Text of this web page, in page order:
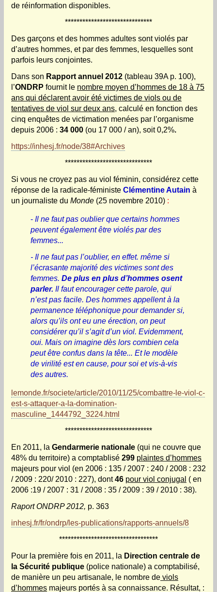
de réinformation disponibles.
******************************
Des garçons et des hommes adultes sont violés par
d’autres hommes, et par des femmes, lesquelles sont
parfois leurs conjointes.
Dans son Rapport annuel 2012 (tableau 39A p. 100),
l’ONDRP fournit le nombre moyen d’hommes de 18 à 75
ans qui déclarent avoir été victimes de viols ou de
tentatives de viol sur deux ans, calculé en fonction des
cinq enquêtes de victimation menées par l’organisme
depuis 2006 : 34 000 (ou 17 000 / an), soit 0,2%.
https://inhesj.fr/node/38#Archives
******************************
Si vous ne croyez pas au viol féminin, considérez cette
réponse de la radicale-féministe Clémentine Autain à
un journaliste du Monde (25 novembre 2010) :
- Il ne faut pas oublier que certains hommes
peuvent également être violés par des
femmes...
- Il ne faut pas l’oublier, en effet. même si
l’écrasante majorité des victimes sont des
femmes. De plus en plus d’hommes osent
parler. Il faut encourager cette parole, qui
n’est pas facile. Des hommes appellent à la
permanence téléphonique pour demander si,
alors qu’ils ont eu une érection, on peut
considérer qu’il s’agit d’un viol. Evidemment,
oui. Mais on imagine dès lors combien cela
peut être confus dans la tête... Et le modèle
de virilité est en cause, pour soi et vis-à-vis
des autres.
lemonde.fr/societe/article/2010/11/25/combattre-le-viol-c-
est-s-attaquer-a-la-domination-
masculine_1444792_3224.html
******************************
En 2011, la Gendarmerie nationale (qui ne couvre que
48% du territoire) a comptablisé 299 plaintes d’hommes
majeurs pour viol (en 2006 : 135 / 2007 : 240 / 2008 : 232
/ 2009 : 220/ 2010 : 227), dont46 pour viol conjugal ( en
2006 :19 / 2007 : 31 / 2008 : 35 / 2009 : 39 / 2010 : 38).
Raport ONDRP 2012, p. 363
inhesj.fr/fr/ondrp/les-publications/rapports-annuels/8
**********************************
Pour la première fois en 2011, la Direction centrale de
la Sécurité publique (police nationale) a comptabilisé,
de manière un peu artisanale, le nombre de viols
d’hommes majeurs portés à sa connaissance. Résultat, :